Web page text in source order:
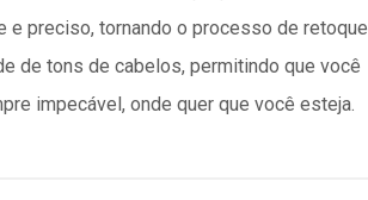
e preciso, tornando o processo de retoque
de tons de cabelos, permitindo que você
impecável, onde quer que você esteja.